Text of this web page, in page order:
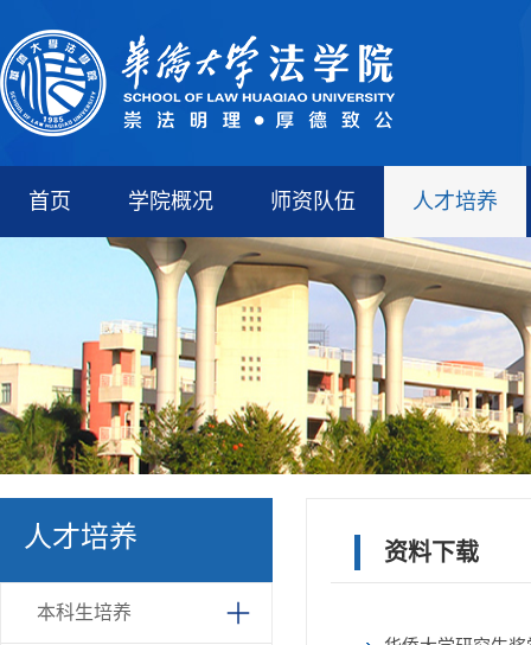
首页 学院概况 师资队伍 人才培养
人才培养
本科生培养
资料下载